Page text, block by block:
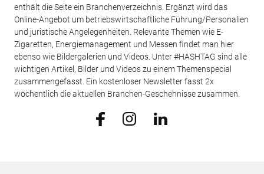
enthält die Seite ein Branchenverzeichnis. Ergänzt wird das
Online-Angebot um betriebswirtschaftliche Führung/Personalien
und juristische Angelegenheiten. Relevante Themen wie E-
Zigaretten, Energiemanagement und Messen findet man hier
ebenso wie Bildergalerien und Videos. Unter #HASHTAG sind alle
wichtigen Artikel, Bilder und Videos zu einem Themenspecial
zusammengefasst. Ein kostenloser Newsletter fasst 2x
wöchentlich die aktuellen Branchen-Geschehnisse zusammen.